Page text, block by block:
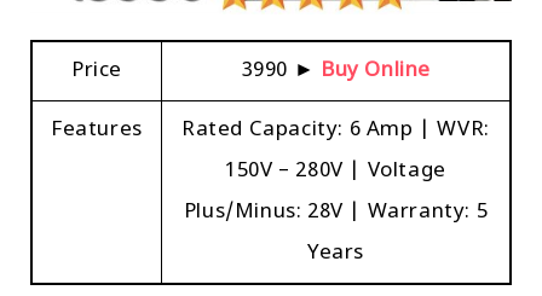
Price ₹3990 ► Buy Online
Features
Rated Capacity: 6 Amp | WVR:
150V – 280V | Voltage
Plus/Minus: 28V | Warranty: 5
Years